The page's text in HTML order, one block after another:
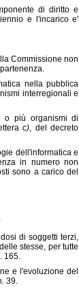
di diritto e
e l'incarico e'
Commissione non
nella pubblica
interregionali e
o più organismi di
c), del decreto
dell'informatica e
in numero non
sono a carico del
di soggetti terzi,
stesse, per tutte
165.
e l'evoluzione del
39.